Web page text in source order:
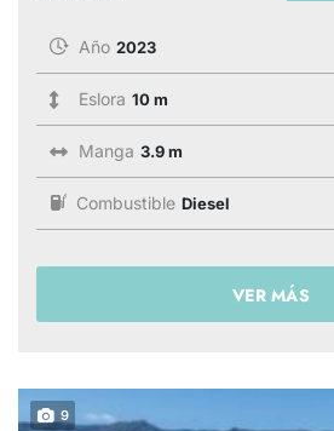
Año 2023
Eslora 10 m
Manga 3.9 m
Combustible Diesel
VER MÁS
9